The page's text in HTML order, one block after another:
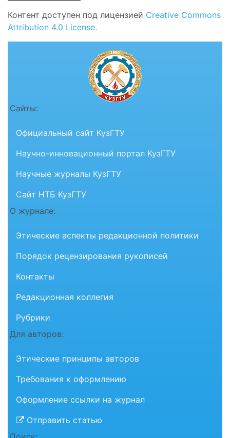
Контент доступен под лицензией Creative Commons
Attribution 4.0 License.
Сайты:
Официальный сайт КузГТУ
Научно-инновационный портал КузГТУ
Научные журналы КузГТУ
Сайт НТБ КузГТУ
О журнале:
Этические аспекты редакционной политики
Порядок рецензирования рукописей
Контакты
Редакционная коллегия
Рубрики
Для авторов:
Этические принципы авторов
Требования к оформлению
Оформление ссылки на журнал
Отправить статью